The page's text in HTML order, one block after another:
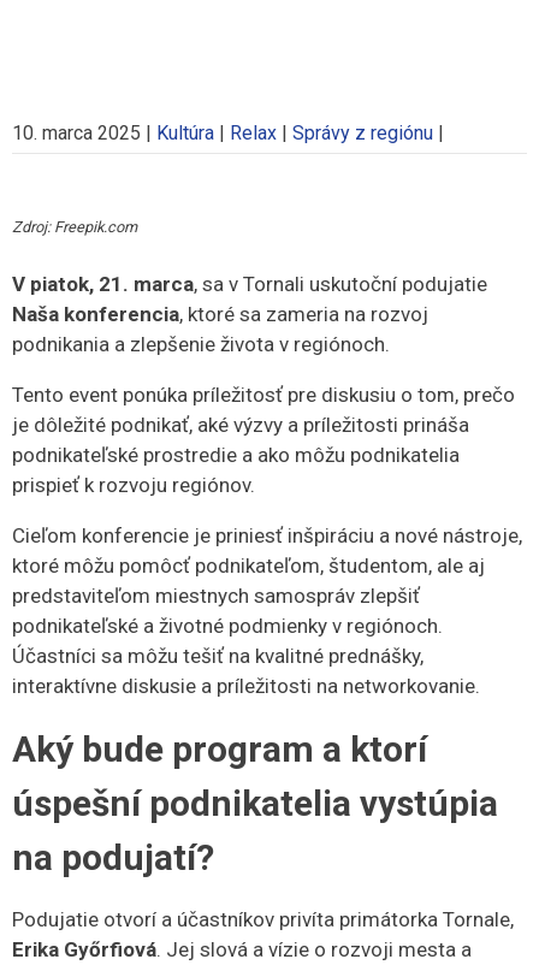
10. marca 2025 | Kultúra | Relax | Správy z regiónu |
Zdroj: Freepik.com
V piatok, 21. marca, sa v Tornali uskutoční podujatie
Naša konferencia, ktoré sa zameria na rozvoj
podnikania a zlepšenie života v regiónoch.
Tento event ponúka príležitosť pre diskusiu o tom, prečo
je dôležité podnikať, aké výzvy a príležitosti prináša
podnikateľské prostredie a ako môžu podnikatelia
prispieť k rozvoju regiónov.
Cieľom konferencie je priniesť inšpiráciu a nové nástroje,
ktoré môžu pomôcť podnikateľom, študentom, ale aj
predstaviteľom miestnych samospráv zlepšiť
podnikateľské a životné podmienky v regiónoch.
Účastníci sa môžu tešiť na kvalitné prednášky,
interaktívne diskusie a príležitosti na networkovanie.
Aký bude program a ktorí
úspešní podnikatelia vystúpia
na podujatí?
Podujatie otvorí a účastníkov privíta primátorka Tornale,
Erika Győrfiová. Jej slová a vízie o rozvoji mesta a